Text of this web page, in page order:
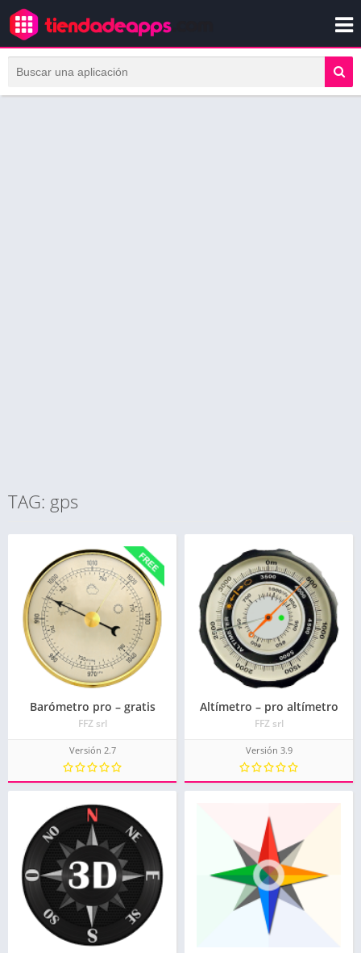
TAG: gps
Barómetro pro – gratis
FFZ srl
Versión 2.7
Altímetro – pro altímetro
FFZ srl
Versión 3.9